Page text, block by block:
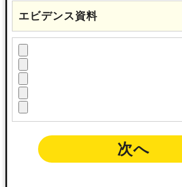
エビデンス資料
次へ